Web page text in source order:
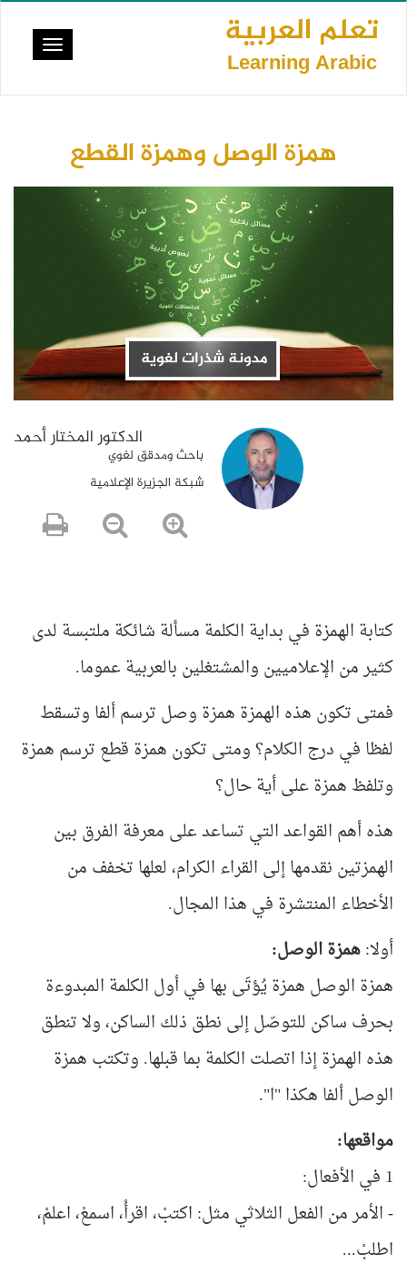
تجاوز
المحتوى
الرئيسي
تعلم العربية
Learning Arabic
Toggle
همزة الوصل وهمزة القطع
الدكتور المختار أحمد
باحث ومدقق لغوي
شبكة الجزيرة الإعلامية
كتابة الهمزة في بداية الكلمة مسألة شائكة ملتبسة لدى
كثير من الإعلاميين والمشتغلين بالعربية عموما.
فمتى تكون هذه الهمزة همزة وصل ترسم ألفا وتسقط
لفظا في درج الكلام؟ ومتى تكون همزة قطع ترسم همزة
وتلفظ همزة على أية حال؟
هذه أهم القواعد التي تساعد على معرفة الفرق بين
الهمزتين نقدمها إلى القراء الكرام، لعلها تخفف من
الأخطاء المنتشرة في هذا المجال.
أولا:همزة الوصل:
همزة الوصل همزة يُؤتَى بها في أول الكلمة المبدوءة
بحرف ساكن للتوصّل إلى نطق ذلك الساكن، ولا تنطق
هذه الهمزة إذا اتصلت الكلمة بما قبلها. وتكتب همزة
الوصل ألفا هكذا "ا".
مواقعها:
1 في الأفعال:
- الأمر من الفعل الثلاثي مثل: اكتبْ، اقرأْ، اسمعْ، اعلمْ،
اطلبْ...